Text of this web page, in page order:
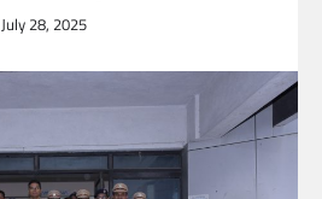
July 28, 2025